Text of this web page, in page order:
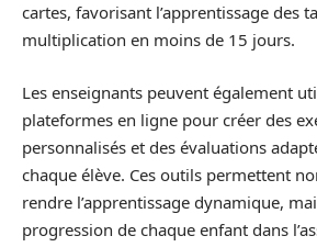
cartes, favorisant l’apprentissage des
multiplication en moins de 15 jours.
Les enseignants peuvent également
plateformes en ligne pour créer des
personnalisés et des évaluations
chaque élève. Ces outils permettent
rendre l’apprentissage dynamique,
progression de chaque enfant dans